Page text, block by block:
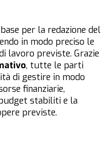
per la redazione del
in modo preciso le
lavoro previste. Grazie
, tutte le parti
di gestire in modo
finanziarie,
stabiliti e la
previste.